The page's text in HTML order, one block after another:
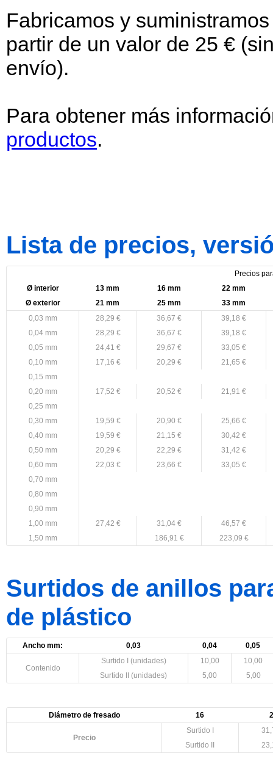
Fabricamos y
partir de un valor de 25 €
envío).
Para obtener más
productos.
Lista de precios,
Precios
Ø interior
13 mm 16 mm
22 mm
Ø exterior
21 mm 25 mm
33 mm
0,03 mm
28,29 € 36,67 €
39,18 €
0,04 mm
28,29 € 36,67 €
39,18 €
0,05 mm
24,41 € 29,67 €
33,05 €
0,10 mm
17,16 € 20,29 €
21,65 €
0,15 mm
0,20 mm
17,52 € 20,52 €
21,91 €
0,25 mm
0,30 mm
19,59 € 20,90 €
25,66 €
0,40 mm
19,59 € 21,15 €
30,42 €
0,50 mm
20,29 € 22,29 €
31,42 €
0,60 mm
22,03 € 23,66 €
33,05 €
0,70 mm
0,80 mm
0,90 mm
1,00 mm
27,42 € 31,04 €
46,57 €
1,50 mm
186,91 € 223,09 €
Surtidos de anillos
de plástico
Ancho mm: 0,03 0,04 0,05
Contenido
Surtido I (unidades) 10,00
10,00
Surtido II (unidades)
5,00 5,00
Diámetro de fresado 16
Precio
Surtido I
Surtido II